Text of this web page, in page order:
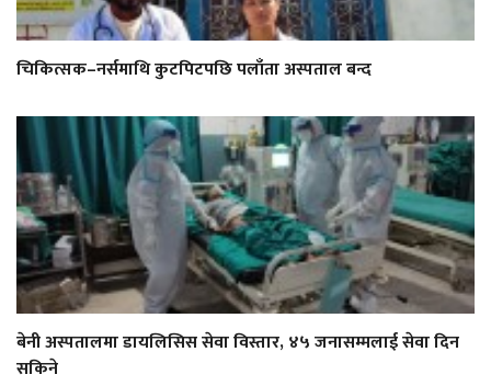
चिकित्सक–नर्समाथि कुटपिटपछि पलाँता अस्पताल बन्द
बेनी अस्पतालमा डायलिसिस सेवा विस्तार, ४५ जनासम्मलाई सेवा दिन
सकिने